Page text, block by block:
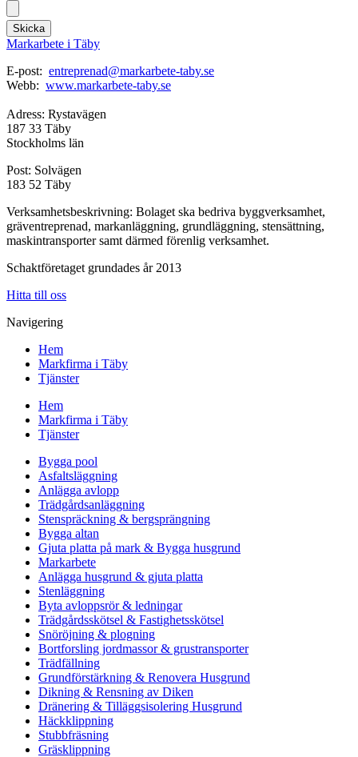
Skicka
Markarbete i Täby
E-post: entreprenad@markarbete-taby.se
Webb: www.markarbete-taby.se
Adress: Rystavägen
187 33 Täby
Stockholms län
Post: Solvägen
183 52 Täby
Verksamhetsbeskrivning: Bolaget ska bedriva byggverksamhet,
gräventreprenad, markanläggning, grundläggning, stensättning,
maskintransporter samt därmed förenlig verksamhet.
Schaktföretaget grundades år 2013
Hitta till oss
Navigering
Hem
Markfirma i Täby
Tjänster
Hem
Markfirma i Täby
Tjänster
Bygga pool
Asfaltsläggning
Anlägga avlopp
Trädgårdsanläggning
Stenspräckning & bergsprängning
Bygga altan
Gjuta platta på mark & Bygga husgrund
Markarbete
Anlägga husgrund & gjuta platta
Stenläggning
Byta avloppsrör & ledningar
Trädgårdsskötsel & Fastighetsskötsel
Snöröjning & plogning
Bortforsling jordmassor & grustransporter
Trädfällning
Grundförstärkning & Renovera Husgrund
Dikning & Rensning av Diken
Dränering & Tilläggsisolering Husgrund
Häckklippning
Stubbfräsning
Gräsklippning